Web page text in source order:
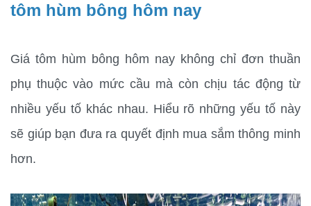
tôm hùm bông hôm nay
Giá tôm hùm bông hôm nay không chỉ đơn thuần
phụ thuộc vào mức cầu mà còn chịu tác động từ
nhiều yếu tố khác nhau. Hiểu rõ những yếu tố này
sẽ giúp bạn đưa ra quyết định mua sắm thông minh
hơn.